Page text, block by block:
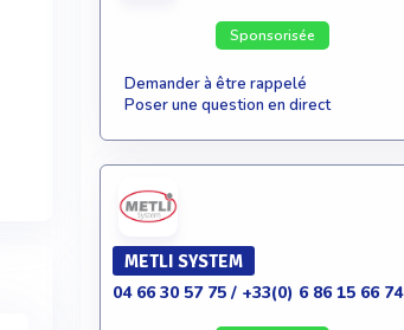
Sponsorisée
Demander à être rappelé
Poser une question en direct
METLI SYSTEM
04 66 30 57 75 / +33(0) 6 86 15 66 74